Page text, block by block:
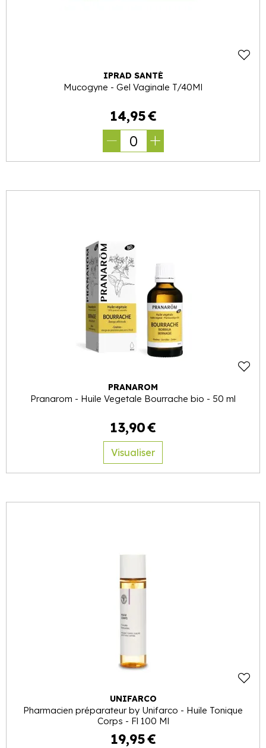
IPRAD SANTÉ
Mucogyne - Gel Vaginale T/40Ml
14,95€
0
PRANAROM
Pranarom - Huile Vegetale Bourrache bio - 50 ml
13,90€
Visualiser
UNIFARCO
Pharmacien préparateur by Unifarco - Huile Tonique
Corps - Fl 100 Ml
19,95€